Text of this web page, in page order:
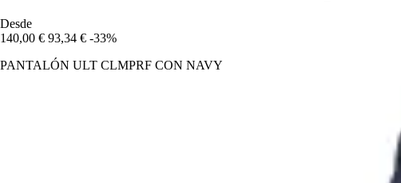
Desde
140,00 € 93,34 € -33%
PANTALÓN ULT CLMPRF CON NAVY